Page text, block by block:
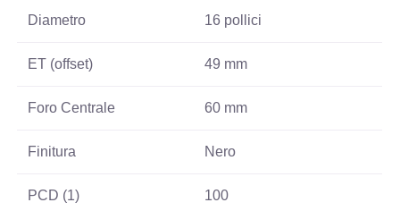
Diametro 16 pollici
ET (offset) 49 mm
Foro Centrale 60 mm
Finitura Nero
PCD (1) 100